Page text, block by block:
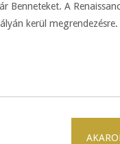
Benneteket. A
kerül megrendezésre.